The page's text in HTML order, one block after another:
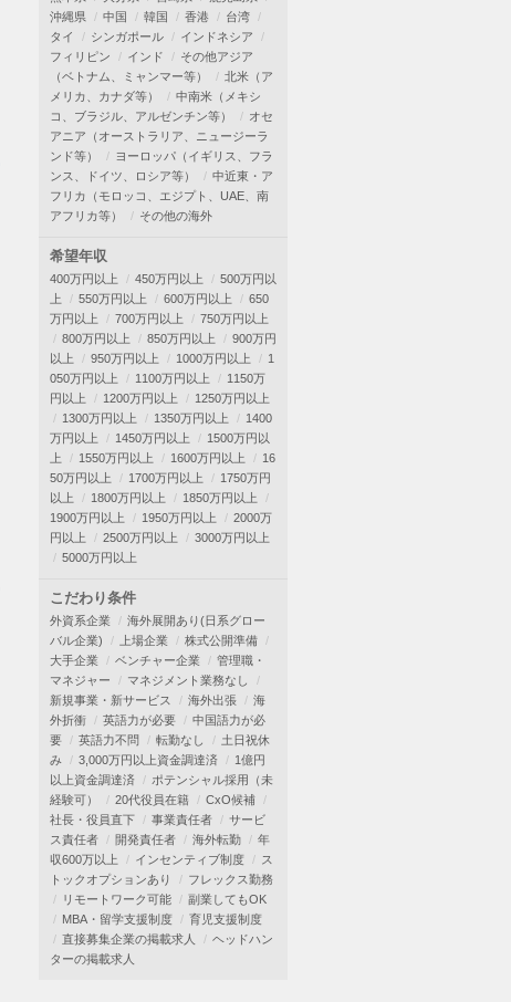
沖縄県
中国 韓国 香港
台湾
タイ
シンガポール
インドネシア
フィリピン
インド
その他アジア
（ベトナム、ミャンマー等）
北米（ア
メリカ、カナダ等）
中南米（メキシ
コ、ブラジル、アルゼンチン等）
オセ
アニア（オーストラリア、ニュージーラ
ンド等）
ヨーロッパ（イギリス、フラ
ンス、ドイツ、ロシア等）
中近東・ア
フリカ（モロッコ、エジプト、UAE、南
アフリカ等）
その他の海外
希望年収
400万円以上 450万円以上
500万円以
上
550万円以上 600万円以上
650
万円以上
700万円以上
750万円以上
800万円以上
850万円以上
900万円
以上
950万円以上 1000万円以上
1
050万円以上
1100万円以上
1150万
円以上
1200万円以上
1250万円以上
1300万円以上
1350万円以上
1400
万円以上
1450万円以上
1500万円以
上
1550万円以上 1600万円以上
16
50万円以上
1700万円以上
1750万円
以上
1800万円以上
1850万円以上
1900万円以上
1950万円以上
2000万
円以上
2500万円以上
3000万円以上
5000万円以上
こだわり条件
外資系企業
海外展開あり(日系グロー
バル企業)
上場企業
株式公開準備
大手企業
ベンチャー企業
管理職・
マネジャー
マネジメント業務なし
新規事業・新サービス
海外出張
海
外折衝
英語力が必要
中国語力が必
要
英語力不問 転勤なし
土日祝休
み
3,000万円以上資金調達済
1億円
以上資金調達済
ポテンシャル採用（未
経験可）
20代役員在籍
CxO候補
社長・役員直下
事業責任者
サービ
ス責任者
開発責任者 海外転勤
年
収600万以上
インセンティブ制度
ス
トックオプションあり
フレックス勤務
リモートワーク可能
副業してもOK
MBA・留学支援制度
育児支援制度
直接募集企業の掲載求人
ヘッドハン
ターの掲載求人